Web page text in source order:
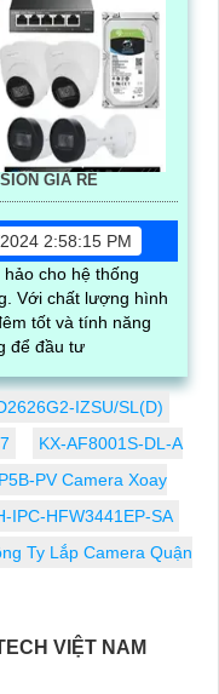
GIÁ RÈ
2:58:15 PM
cho hệ thống
tốt và tính năng
để đầu tư
IZSU/SL(D)
KX-AF8001S-DL-A
PV Camera Xoay
IPC-HFW3441EP-SA
Ty Lắp Camera Quận
VIỆT NAM